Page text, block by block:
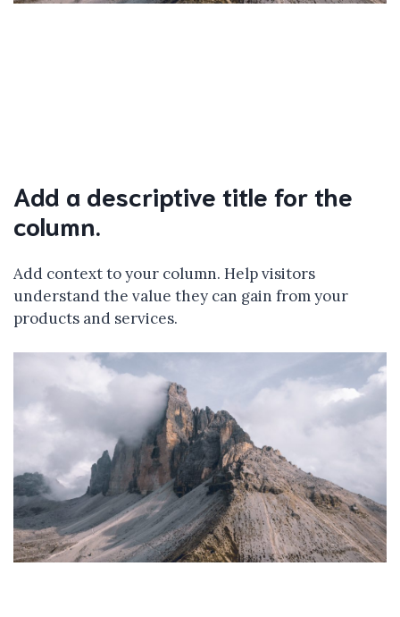
Add a descriptive title for the
column.
Add context to your column. Help visitors
understand the value they can gain from your
products and services.